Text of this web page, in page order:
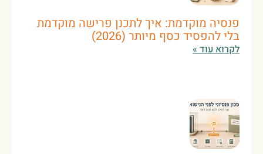
פנסיה מוקדמת: איך לתכנן פרישה מוקדמת
בלי להפסיד כסף מיותר (2026)
לקרוא עוד »